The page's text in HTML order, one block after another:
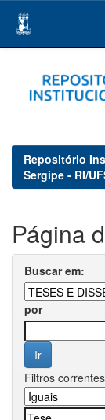
navigation
Repositório
Sergipe - RI/
Página
Buscar em:
por
Filtros